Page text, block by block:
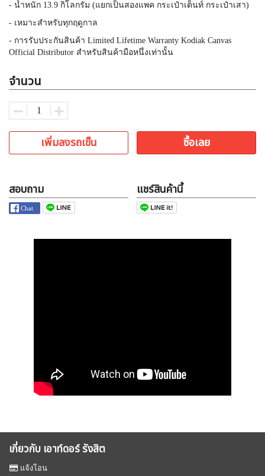
- น้ำหนัก 13.9 กิโลกรัม (แยกเป็นสองแพค กระเป๋าเต็นท์ กระเป๋าเสา)
- เหมาะสำหรับทุกฤดูกาล
- การรับประกันสินค้า Limited Lifetime Warranty Kodiak Canvas
Official Distributor สำหรับสินค้ามือหนึ่งเท่านั้น
จำนวน
เพิ่มลงรถเข็น ซื้อเลย
สอบถาม แชร์สินค้านี้
เกี่ยวกับ เอาท์ดอร์ รังสิต
แจ้งโอน